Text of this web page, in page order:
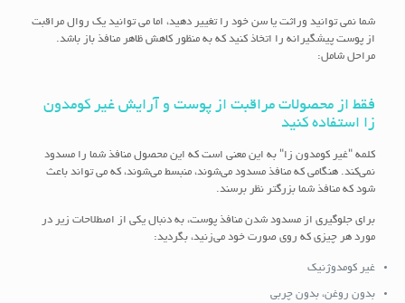
شما نمی توانید وراثت یا سن خود را تغییر دهید، اما می توانید یک روال مراقبت
از پوست پیشگیرانه را اتخاذ کنید که به منظور کاهش ظاهر منافذ باز باشد.
مراحل شامل:
فقط از محصولات مراقبت از پوست و آرایش غیر کومدون
زا استفاده کنید
کلمه "غیر کومدون زا" به این معنی است که این محصول منافذ شما را مسدود
نمی‌کند. هنگامی که منافذ مسدود می‌شوند، منبسط می‌شوند، که می تواند باعث
شود که منافذ شما بزرگتر نظر برسند.
برای جلوگیری از مسدود شدن منافذ پوست، به دنبال یکی از اصطلاحات زیر در
مورد هر چیزی که روی صورت خود می‌زنید، بگردید:
غیر کومدوژنیک
بدون روغن، بدون چربی